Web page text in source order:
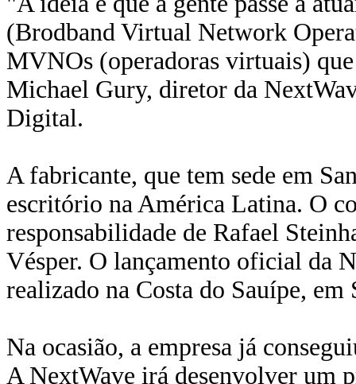
(Brodband Virtual Network
MVNOs (operadoras virtuais)
Michael Gury, diretor da
Digital.
A fabricante, que tem sede em
escritório na América Latina. O
responsabilidade de Rafael
Vésper. O lançamento oficial da
realizado na Costa do Sauípe, em
Na ocasião, a empresa já
A NextWave irá desenvolver um